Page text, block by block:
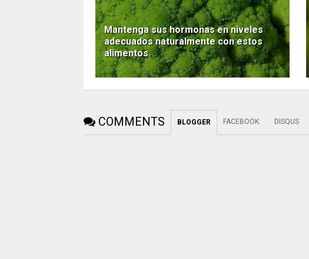
Mantenga sus hormonas en niveles
adecuados naturalmente con estos
alimentos
COMMENTS BLOGGER FACEBOOK: DISQUS